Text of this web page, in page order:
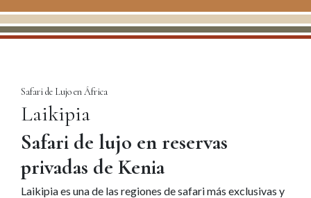
Safari de Lujo en África
Laikipia
Safari de lujo en reservas
privadas de Kenia
Laikipiaes una de las regiones de safari más exclusivas y